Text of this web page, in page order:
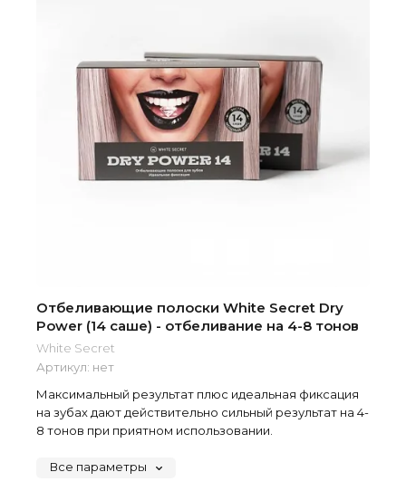
Отбеливающие полоски White Secret Dry
Power (14 саше) - отбеливание на 4-8 тонов
White Secret
Артикул: нет
Максимальный результат плюс идеальная фиксация
на зубах дают действительно сильный результат на 4-
8 тонов при приятном использовании.
Все параметры